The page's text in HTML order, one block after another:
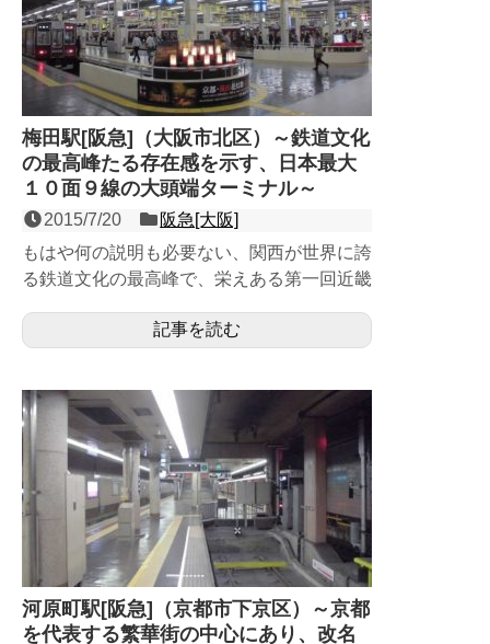
梅田駅[阪急]（大阪市北区）～鉄道文化
の最高峰たる存在感を示す、日本最大
１０面９線の大頭端ターミナル～
2015/7/20
阪急[大阪]
もはや何の説明も必要ない、関西が世界に誇
る鉄道文化の最高峰で、栄えある第一回近畿
でしか見ることが出来...
記事を読む
河原町駅[阪急]（京都市下京区）～京都
を代表する繁華街の中心にあり、改名